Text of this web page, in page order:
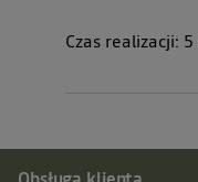
Czas realizacji: 5